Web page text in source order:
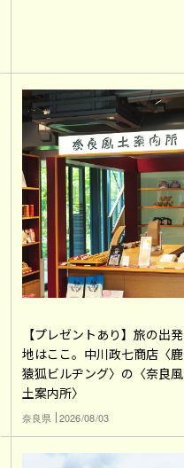
【プレゼントあり】旅の出発
地はここ。中川政七商店〈鹿
猿狐ビルヂング〉の〈奈良風
土案内所〉
奈良県 2026/08/03